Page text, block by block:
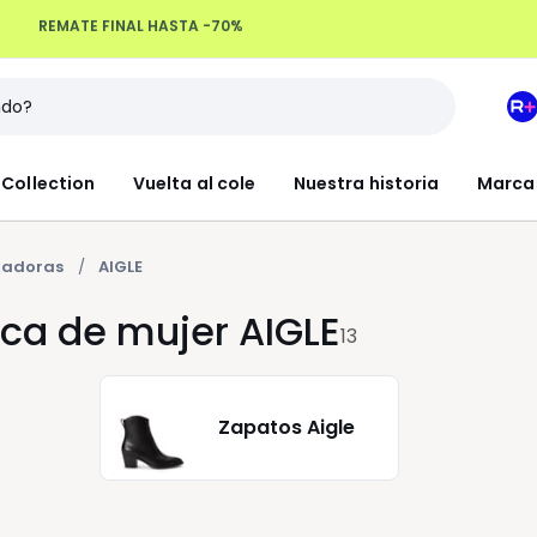
Devoluciones hasta 100 días
Collection Vuelta al cole Nuestra historia
Mi
AIGLE
de mujer AIGLE13
Zapatos Aigle